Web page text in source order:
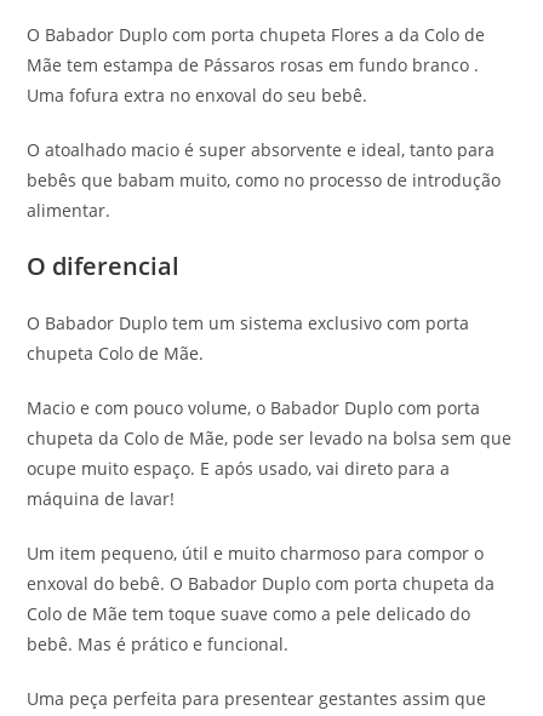
O Babador Duplo com porta chupeta Flores a da Colo de
Mãe tem estampa de Pássaros rosas em fundo branco .
Uma fofura extra no enxoval do seu bebê.
O atoalhado macio é super absorvente e ideal, tanto para
bebês que babam muito, como no processo de introdução
alimentar.
O diferencial
O Babador Duplo tem um sistema exclusivo com porta
chupeta Colo de Mãe.
Macio e com pouco volume, o Babador Duplo com porta
chupeta da Colo de Mãe, pode ser levado na bolsa sem que
ocupe muito espaço. E após usado, vai direto para a
máquina de lavar!
Um item pequeno, útil e muito charmoso para compor o
enxoval do bebê. O Babador Duplo com porta chupeta da
Colo de Mãe tem toque suave como a pele delicado do
bebê. Mas é prático e funcional.
Uma peça perfeita para presentear gestantes assim que